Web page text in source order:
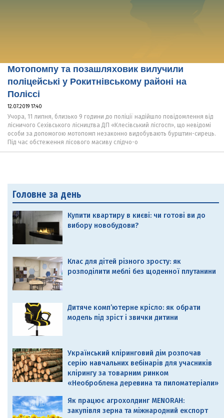
Мотопомпу та позашляховик вилучили
поліцейські у Рокитнівському районі на
Поліссі
12.07.2019 17:40
Учора, 11 липня, близько 9 години до поліції надійшло повідомлення від
лісничого Сехівського лісництва ДП «Клесівський лісгосп», що невідомі
особи за допомогою мотопомп незаконно видобувають бурштин-сирець.
Під час обстеження лісового масиву слідчо-о
Головне за день
Купити квартиру в києві: чи готові ви до
вибору новобудови?
Клас для дітей різного зросту: як
розподілити меблі без щоденної плутанини
Дитяче комп’ютерне крісло: як обрати
модель під зріст і звички дитини
Український кліринговий дім розпочав
серію навчальних вебінарів для учасників
клірингу за товарним ринком
«Необроблена деревина та пиломатеріали»
Як працює агрохолдинг MENORAH:
закупівля зерна та міжнародний експорт